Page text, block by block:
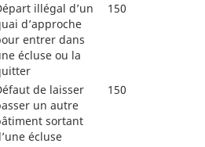
illégal d’un
d’approche
entrer dans
écluse ou la
150
de laisser
un autre
sortant
écluse
150